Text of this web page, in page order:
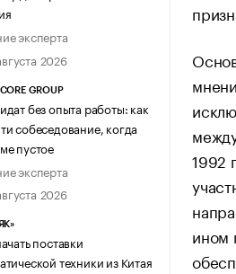
эксперта
2026
GROUP
без опыта работы: как
собеседование, когда
пустое
эксперта
2026
поставки
техники из Китая
1992
ином